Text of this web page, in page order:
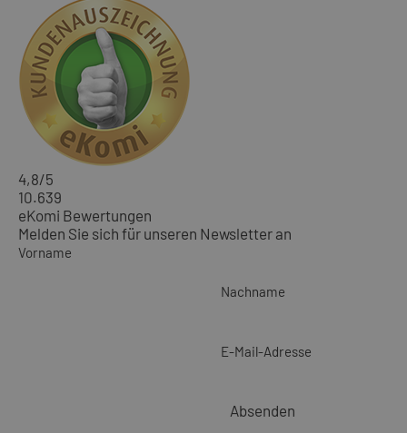
4,8/5
10.639
eKomi Bewertungen
Melden Sie sich für unseren Newsletter an
Vorname
Nachname
E-Mail-Adresse
Absenden